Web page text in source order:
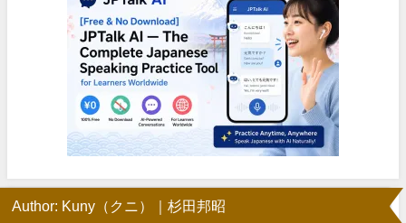
Author: Kuny（クニ）｜杉田邦昭